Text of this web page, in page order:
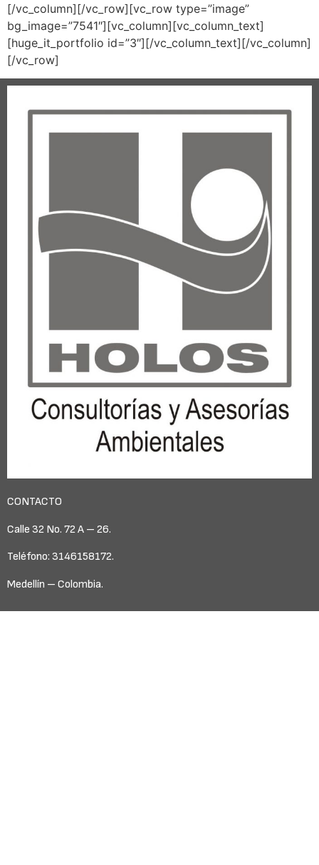
[/vc_column][/vc_row][vc_row type=”image”
bg_image=”7541″][vc_column][vc_column_text]
[huge_it_portfolio id=”3″][/vc_column_text][/vc_column]
[/vc_row]
CONTACTO
Calle 32 No. 72 A – 26.
Teléfono: 3146158172.
Medellín – Colombia.